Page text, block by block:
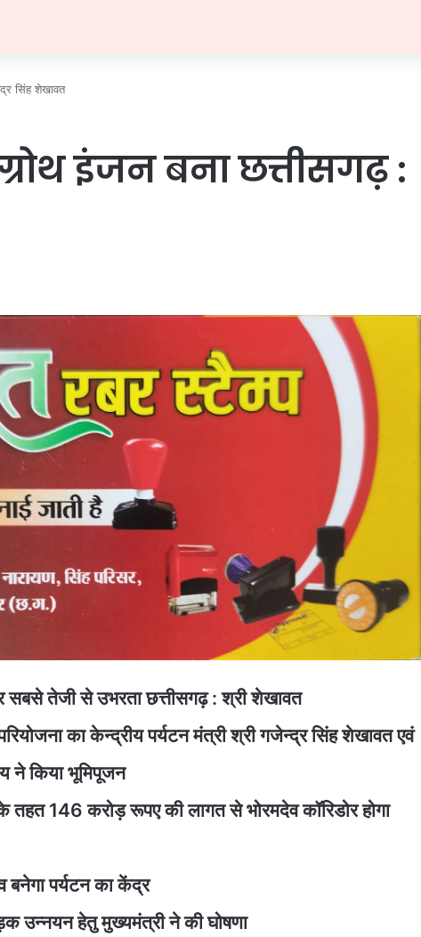
सिंह शेखावत
इंजन बना छत्तीसगढ़ :
सबसे तेजी से उभरता छत्तीसगढ़ : श्री शेखावत
का केन्द्रीय पर्यटन मंत्री श्री गजेन्द्र सिंह शेखावत एवं
ने किया भूमिपूजन
146 करोड़ रूपए की लागत से भोरमदेव कॉरिडोर होगा
बनेगा पर्यटन का केंद्र
उन्नयन हेतु मुख्यमंत्री ने की घोषणा